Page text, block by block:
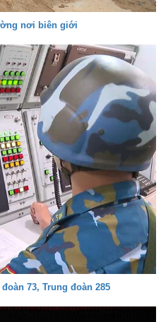
nơi biên giới
73, Trung đoàn 285